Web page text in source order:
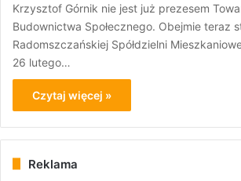
Krzysztof Górnik nie jest już prezesem
Budownictwa Społecznego. Obejmie teraz
Radomszczańskiej Spółdzielni
26 lutego…
Czytaj więcej »
Reklama